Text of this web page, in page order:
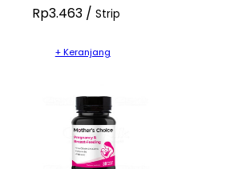
Rp3.463 / Strip
+ Keranjang